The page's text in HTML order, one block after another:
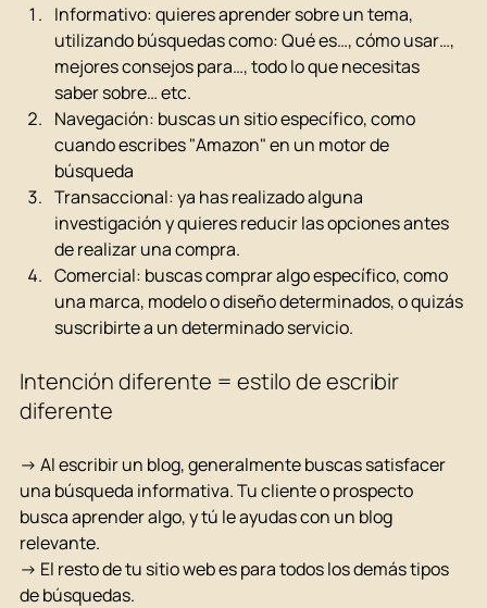
Informativo: quieres aprender sobre un tema,
utilizando búsquedas como: Qué es…, cómo usar…,
mejores consejos para…, todo lo que necesitas
saber sobre… etc.
Navegación: buscas un sitio específico, como
cuando escribes "Amazon" en un motor de
búsqueda
Transaccional: ya has realizado alguna
investigación y quieres reducir las opciones antes
de realizar una compra.
Comercial: buscas comprar algo específico, como
una marca, modelo o diseño determinados, o quizás
suscribirte a un determinado servicio.
Intención diferente = estilo de escribir
diferente
→ Al escribir un blog, generalmente buscas satisfacer
una búsqueda informativa. Tu cliente o prospecto
busca aprender algo, y tú le ayudas con un blog
relevante.
→ El resto de tu sitio web es para todos los demás tipos
de búsquedas.